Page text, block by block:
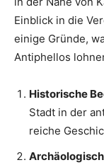
Einblick in die
einige Gründe,
Antiphellos
Historische
Stadt in der
reiche